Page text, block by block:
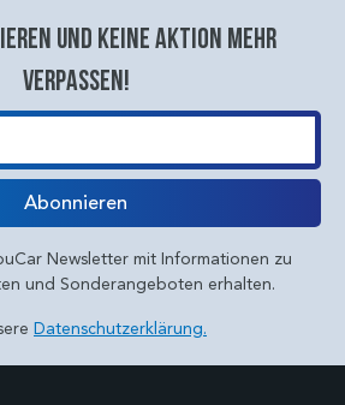
und keine aktion mehr
verpassen!
Abonnieren
Newsletter mit Informationen zu
und Sonderangeboten erhalten.
Datenschutzerklärung.